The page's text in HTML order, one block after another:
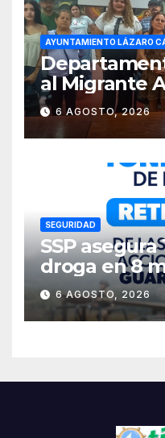
AYUNTAMIENTO LÁZARO
al Migrante
de
Residentes
Cárdenas
6 AGOSTO, 2026
SEGURIDAD
SSP
droga en 8
6 AGOSTO, 2026